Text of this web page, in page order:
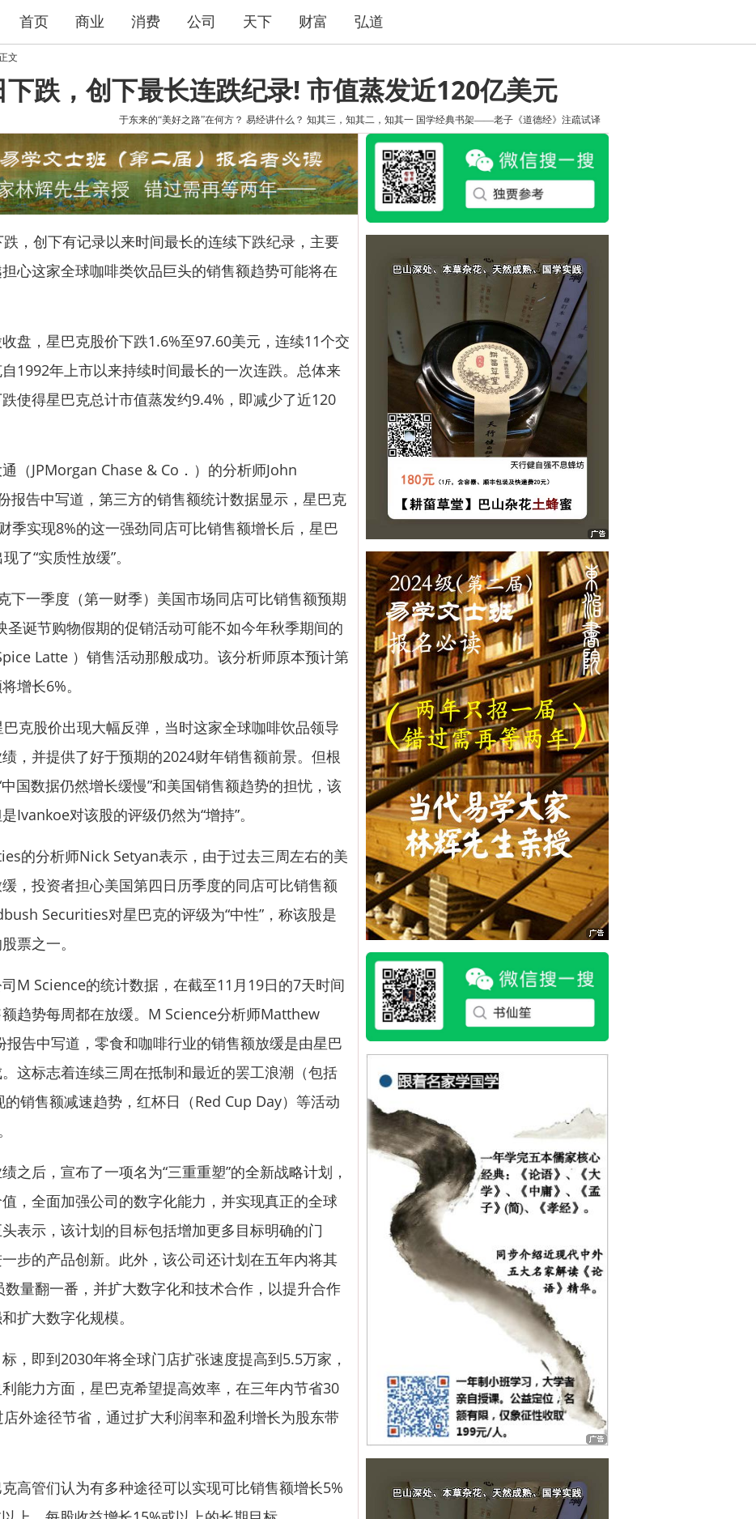
首页 商业 消费 公司 天下 财富 弘道
文
跌，创下最长连跌纪录! 市值蒸发近120亿美元
于东来的“美好之路”在何方？ 易经讲什么？ 知其三，知其二，知其一 国学经典书架——老子《道德经》注疏试译
，创下有记录以来时间最长的连续下跌纪录，主要
心这家全球咖啡类饮品巨头的销售额趋势可能将在
，星巴克股价下跌1.6%至97.60美元，连续11个交
1992年上市以来持续时间最长的一次连跌。总体来
使得星巴克总计市值蒸发约9.4%，即减少了近120
（JPMorgan Chase & Co．）的分析师John
报告中写道，第三方的销售额统计数据显示，星巴克
季实现8%的这一强劲同店可比销售额增长后，星巴
了“实质性放缓”。
一季度（第一财季）美国市场同店可比销售额预期
圣诞节购物假期的促销活动可能不如今年秋季期间的
Latte ）销售活动那般成功。该分析师原本预计第
增长6%。
股价出现大幅反弹，当时这家全球咖啡饮品领导
，并提供了好于预期的2024财年销售额前景。但根
国数据仍然增长缓慢”和美国销售额趋势的担忧，该
Ivankoe对该股的评级仍然为“增持”。
分析师Nick Setyan表示，由于过去三周左右的美
，投资者担心美国第四日历季度的同店可比销售额
Securities对星巴克的评级为“中性”，称该股是
票之一。
Science的统计数据，在截至11月19日的7天时间
趋势每周都在放缓。M Science分析师Matthew
告中写道，零食和咖啡行业的销售额放缓是由星巴
这标志着连续三周在抵制和最近的罢工浪潮（包括
销售额减速趋势，红杯日（Red Cup Day）等活动
后，宣布了一项名为“三重重塑”的全新战略计划，
，全面加强公司的数字化能力，并实现真正的全球
表示，该计划的目标包括增加更多目标明确的门
步的产品创新。此外，该公司还计划在五年内将其
量翻一番，并扩大数字化和技术合作，以提升合作
扩大数字化规模。
即到2030年将全球门店扩张速度提高到5.5万家，
能力方面，星巴克希望提高效率，在三年内节省30
外途径节省，通过扩大利润率和盈利增长为股东带
管们认为有多种途径可以实现可比销售额增长5%